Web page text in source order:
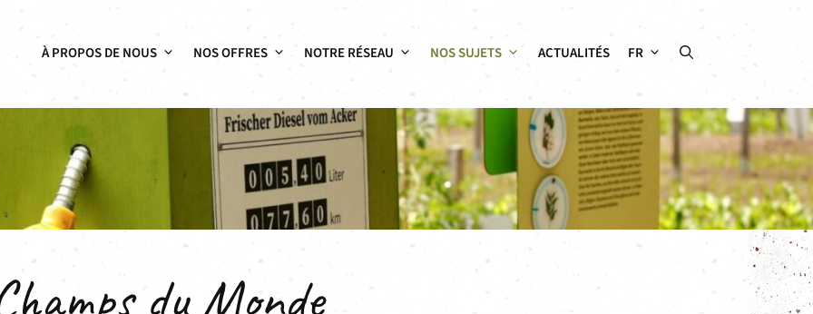
À PROPOS DE NOUS NOS OFFRES NOTRE RÉSEAU NOS SUJETS ACTUALITÉS FR
du Monde